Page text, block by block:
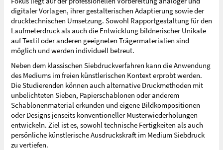
digitaler Vorlagen, ihrer gestalterischen Adaptierung sowie der
drucktechnischen Umsetzung. Sowohl Rapportgestaltung für den
Laufmeterdruck als auch die Entwicklung bildnerischer Unikate
auf Textil oder anderen geeigneten Trägermaterialien sind
möglich und werden individuell betreut.
Neben dem klassischen Siebdruckverfahren kann die Anwendung
des Mediums im freien künstlerischen Kontext erprobt werden.
Die Studierenden können auch alternative Druckmethoden mit
unbelichteten Sieben, Papierschablonen oder anderem
Schablonenmaterial erkunden und eigene Bildkompositionen
oder Designs jenseits konventioneller Musterwiederholungen
entwickeln. Ziel ist es, sowohl technische Fertigkeiten als auch
persönliche künstlerische Ausdruckskraft im Medium Siebdruck
zu vertiefen.